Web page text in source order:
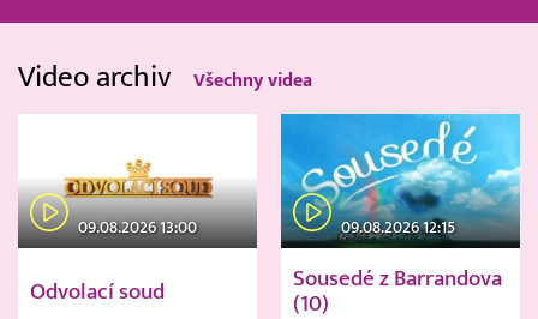
Video archiv Všechny videa
09.08.2026 13:00
Odvolací soud
09.08.2026 12:15
Sousedé z Barrandova
(10)